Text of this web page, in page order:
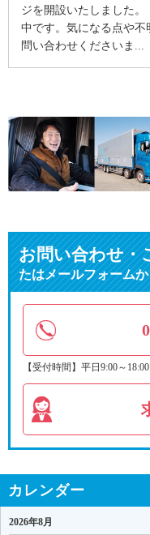
ジを開設いたしました
中です。気になる点や
問い合わせくださいま...
お問い合わせ・
たはメールフォーム
【受付時間】平日9:00～
カレンダー
2026年8月